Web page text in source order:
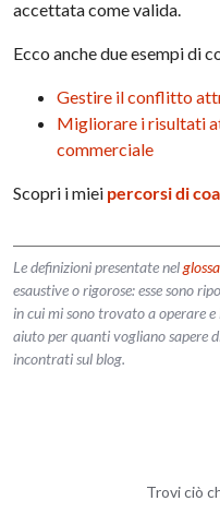
accettata come valida.
Ecco anche due esempi di
Gestire il conflitto
Migliorare i risultati
commerciale
Scopri i miei percorsi di
Le definizioni presentate nel
esaustive o rigorose: esse sono
in cui mi sono trovato a operare
aiuto per quanti vogliano sapere
incontrati sul blog.
Trovi ciò